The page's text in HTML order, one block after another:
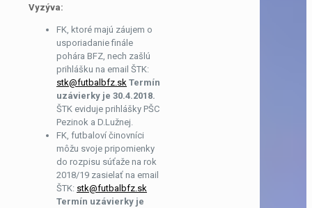
Vyzýva:
FK, ktoré majú záujem o
usporiadanie finále
pohára BFZ, nech zašlú
prihlášku na email ŠTK:
stk@futbalbfz.sk Termín
uzávierky je 30.4.2018.
ŠTK eviduje prihlášky PŠC
Pezinok a D.Lužnej.
FK, futbaloví činovníci
môžu svoje pripomienky
do rozpisu súťaže na rok
2018/19 zasielať na email
ŠTK: stk@futbalbfz.sk
Termín uzávierky je